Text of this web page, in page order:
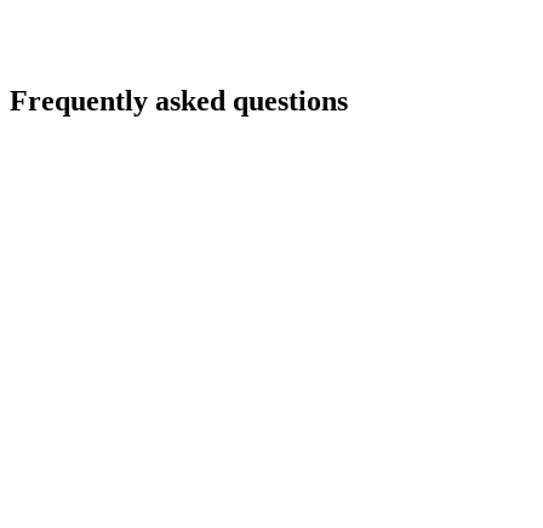
Frequently asked questions